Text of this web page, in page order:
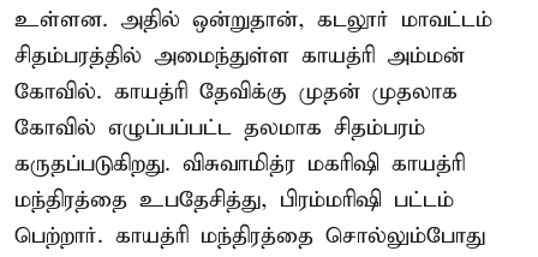
உள்ளன. அதில் ஒன்றுதான், கடலூர் மாவட்டம்
சிதம்பரத்தில் அமைந்துள்ள காயத்ரி அம்மன்
கோவில். காயத்ரி தேவிக்கு முதன் முதலாக
கோவில் எழுப்பப்பட்ட தலமாக சிதம்பரம்
கருதப்படுகிறது. விசுவாமித்ர மகரிஷி காயத்ரி
மந்திரத்தை உபதேசித்து, பிரம்மரிஷி பட்டம்
பெற்றார். காயத்ரி மந்திரத்தை சொல்லும்போது